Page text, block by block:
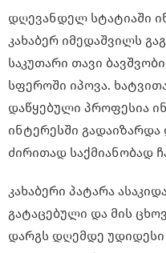
დღევანდელ სტატიაში
კახაბერ იმედაშვილს
საკუთარი თავი
სფეროში იპოვა.
დაწყებული პროფესია
ინტერესში გადაიზარდა
ძირითად საქმიანობად
კახაბერი პატარა
გატაცებული და მის
დარგს დღემდე უდიდესი